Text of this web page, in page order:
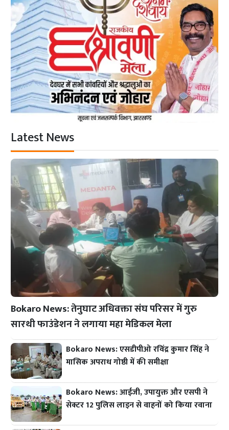
Latest News
Bokaro News: तेनुघाट अधिवक्ता संघ परिसर में गुरु
सारथी फाउंडेशन ने लगाया महा मेडिकल मेला
Bokaro News: एसडीपीओ रविंद्र कुमार सिंह ने
मासिक अपराध गोष्ठी में की समीक्षा
Bokaro News: आईजी, उपायुक्त और एसपी ने
सेक्टर 12 पुलिस लाइन से वाहनों को किया रवाना